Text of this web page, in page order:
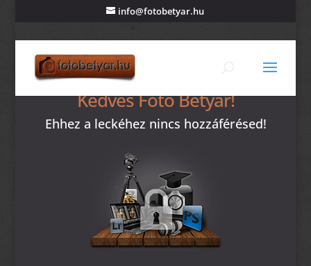
info@fotobetyar.hu
Kedves Fotó Betyár!
Ehhez a leckéhez nincs hozzáférésed!